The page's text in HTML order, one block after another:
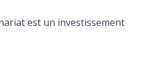
est un investissement